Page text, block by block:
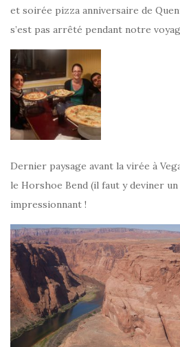
et soirée pizza anniversaire de
s’est pas arrêté pendant notre
Dernier paysage avant la virée à
le Horshoe Bend (il faut y deviner un
impressionnant !